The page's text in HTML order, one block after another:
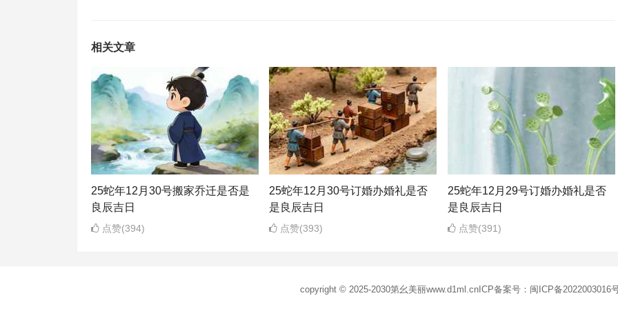
相关文章
25蛇年12月30号搬家乔迁是否是
良辰吉日
点赞(394)
25蛇年12月30号订婚办婚礼是否
是良辰吉日
点赞(393)
25蛇年12月29号订婚办婚礼是否
是良辰吉日
点赞(391)
copyright © 2025-2030第幺美丽www.d1ml.cnICP备案号：闽ICP备2022003016